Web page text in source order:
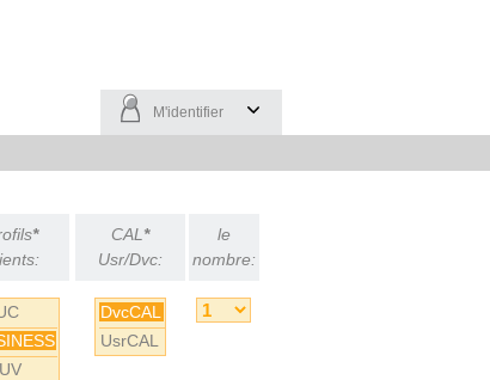
M'identifier
*
CAL *
Usr/Dvc:
DvcCAL
UsrCAL
le
nombre: